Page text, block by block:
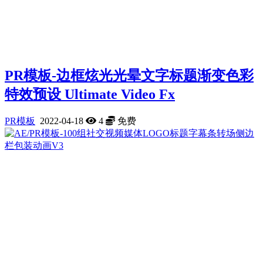
PR模板-边框炫光光晕文字标题渐变色彩
特效预设 Ultimate Video Fx
PR模板 2022-04-18 4 免费